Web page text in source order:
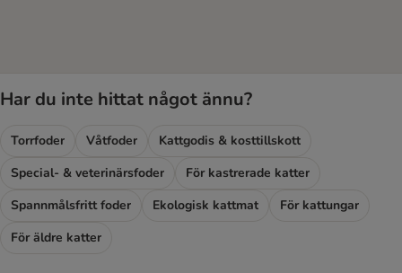
Har du inte hittat något ännu?
Torrfoder Våtfoder
Kattgodis & kosttillskott
Special- & veterinärsfoder
För kastrerade katter
Spannmålsfritt foder
Ekologisk kattmat
För kattungar
För äldre katter